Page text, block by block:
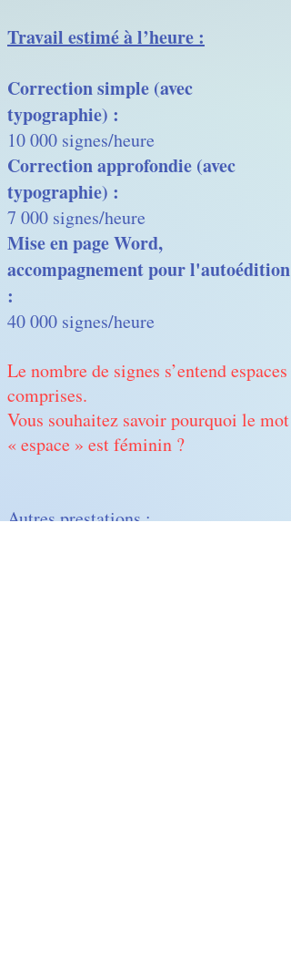
Travail estimé à l’heure :
Correction simple (avec
typographie) :
10 000 signes/heure
Correction approfondie (avec
typographie) :
7 000 signes/heure
Mise en page Word,
accompagnement pour l'autoédition
:
40 000 signes/heure
Le nombre de signes s’entend espaces
comprises.
Vous souhaitez savoir pourquoi le mot
« espace » est féminin ?
Autres prestations :